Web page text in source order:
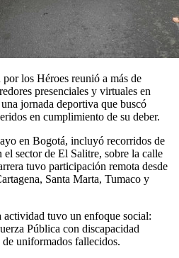
los Héroes reunió a más de
presenciales y virtuales en
jornada deportiva que buscó
en cumplimiento de su deber.
en Bogotá, incluyó recorridos de
sector de El Salitre, sobre la calle
tuvo participación remota desde
Santa Marta, Tumaco y
actividad tuvo un enfoque social:
Pública con discapacidad
uniformados fallecidos.